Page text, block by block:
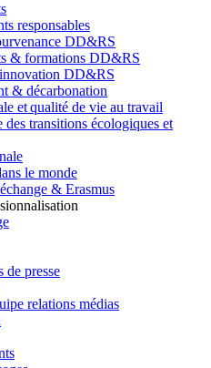
responsables
DD&RS
& formations DD&RS
DD&RS
& décarbonation
et qualité de vie au travail
transitions écologiques et
le monde
& Erasmus
de presse
relations médias